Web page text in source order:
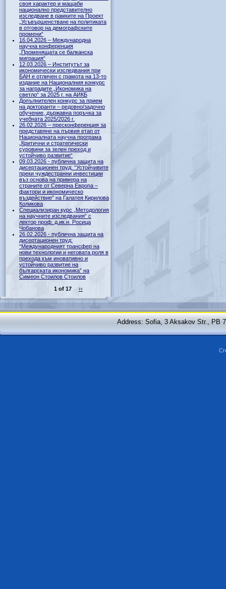
своя характер и мащаби
национално представително
изследване в рамките на Проект
„Усъвършенстване на политиката
в отговор на демографските
промени“
16.04.2026 – Международна
научна конференция
„Променящата се балканска
миграция“
12.03.2026 – Институтът за
икономически изследвания при
БАН е отличен с грамота на 13-то
издание на Националния конкурс
за наградите „Икономика на
светло“ за 2025 г. на АИКБ
Допълнителен конкурс за прием
на докторанти – редовно/задочно
обучение, държавна поръчка за
учебната 2025/2026 г.
26.02.2026 – пресконференция за
представяне на първия етап от
Националната научна програма
„Критични и стратегически
суровини за зелен преход и
устойчиво развитие“
09.03.2026 - публична защита на
дисертационен труд: “Устойчивите
преки чуждестранни инвестиции
въз основа на примера на
страните от Северна Европа –
фактори и икономическо
въздействие” на Галатея Кирилова
Коликова
Специализиран курс „Методология
на научните изследвания“ с
лектор проф. д.ик.н. Росица
Чобанова
26.02.2026 - публична защита на
дисертационен труд:
“Международният трансфер на
нови технологии и неговата роля в
прехода към иновативно и
устойчиво развитие на
българската икономика” на
Симеон Стоилов Стоилов
1 of 17
››
Address: Sofia, 3 Aksakov Str., PB